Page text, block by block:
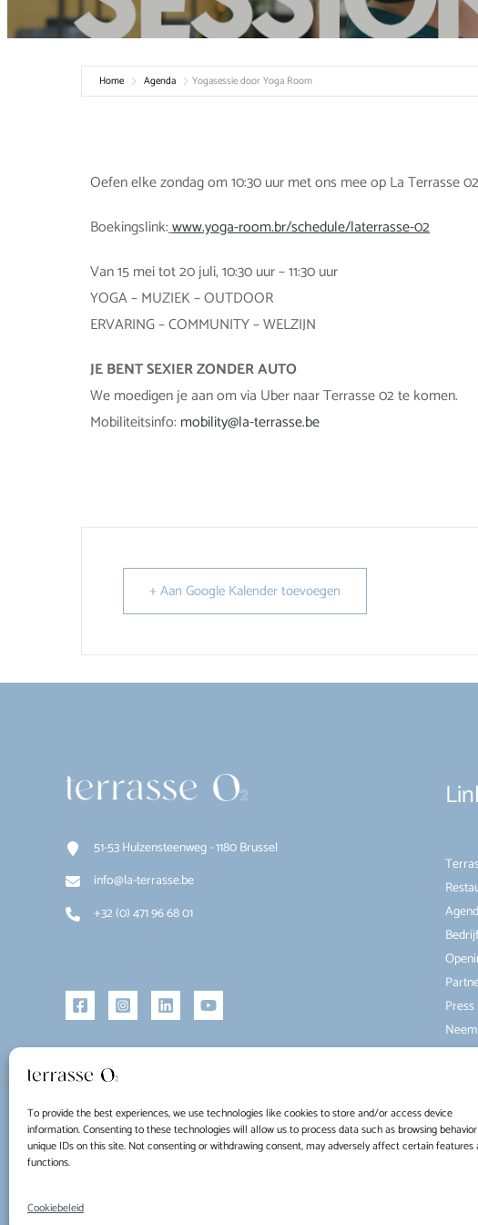
To provide the best experiences, we use technologies like cookies to store and/or access device
information. Consenting to these technologies will allow us to process data such as browsing
unique IDs on this site. Not consenting or withdrawing consent, may adversely affect certain features
functions.
Cookiebeleid
Home Agenda Yogasessie door Yoga Room
Oefen elke zondag om 10:30 uur met ons mee op La Terrasse
Boekingslink:www.yoga-room.br/schedule/laterrasse-02
Van 15 mei tot 20 juli, 10:30 uur – 11:30 uur
YOGA – MUZIEK – OUTDOOR
ERVARING – COMMUNITY – WELZIJN
JE BENT SEXIER ZONDER AUTO
We moedigen je aan om via Uber naar Terrasse 02 te komen.
Mobiliteitsinfo: mobility@la-terrasse.be
+ Aan Google Kalender toevoegen
51-53 Hulzensteenweg - 1180 Brussel
info@la-terrasse.be
+32 (0) 471 96 68 01
Press